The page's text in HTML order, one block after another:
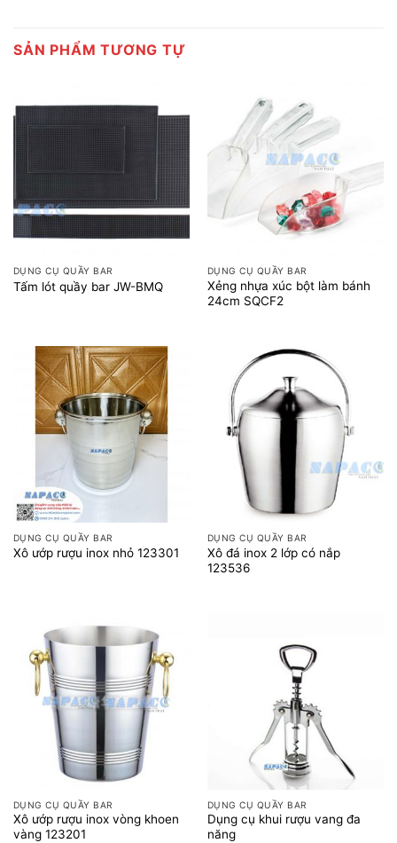
SẢN PHẨM TƯƠNG TỰ
DỤNG CỤ QUẦY BAR
Tấm lót quầy bar JW-BMQ
DỤNG CỤ QUẦY BAR
Xẻng nhựa xúc bột làm bánh
24cm SQCF2
DỤNG CỤ QUẦY BAR
Xô ướp rượu inox nhỏ 123301
DỤNG CỤ QUẦY BAR
Xô đá inox 2 lớp có nắp
123536
DỤNG CỤ QUẦY BAR
Xô ướp rượu inox vòng khoen
vàng 123201
DỤNG CỤ QUẦY BAR
Dụng cụ khui rượu vang đa
năng